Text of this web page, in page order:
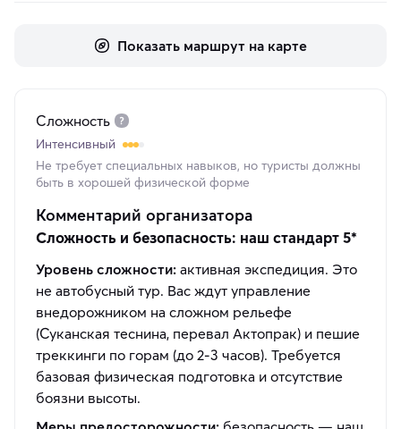
Показать маршрут на карте
Сложность
Интенсивный
Не требует специальных навыков, но туристы должны
быть в хорошей физической форме
Комментарий организатора
Сложность и безопасность: наш стандарт 5*
Уровень сложности: активная экспедиция. Это
не автобусный тур. Вас ждут управление
внедорожником на сложном рельефе
(Суканская теснина, перевал Актопрак) и пешие
треккинги по горам (до 2-3 часов). Требуется
базовая физическая подготовка и отсутствие
боязни высоты.